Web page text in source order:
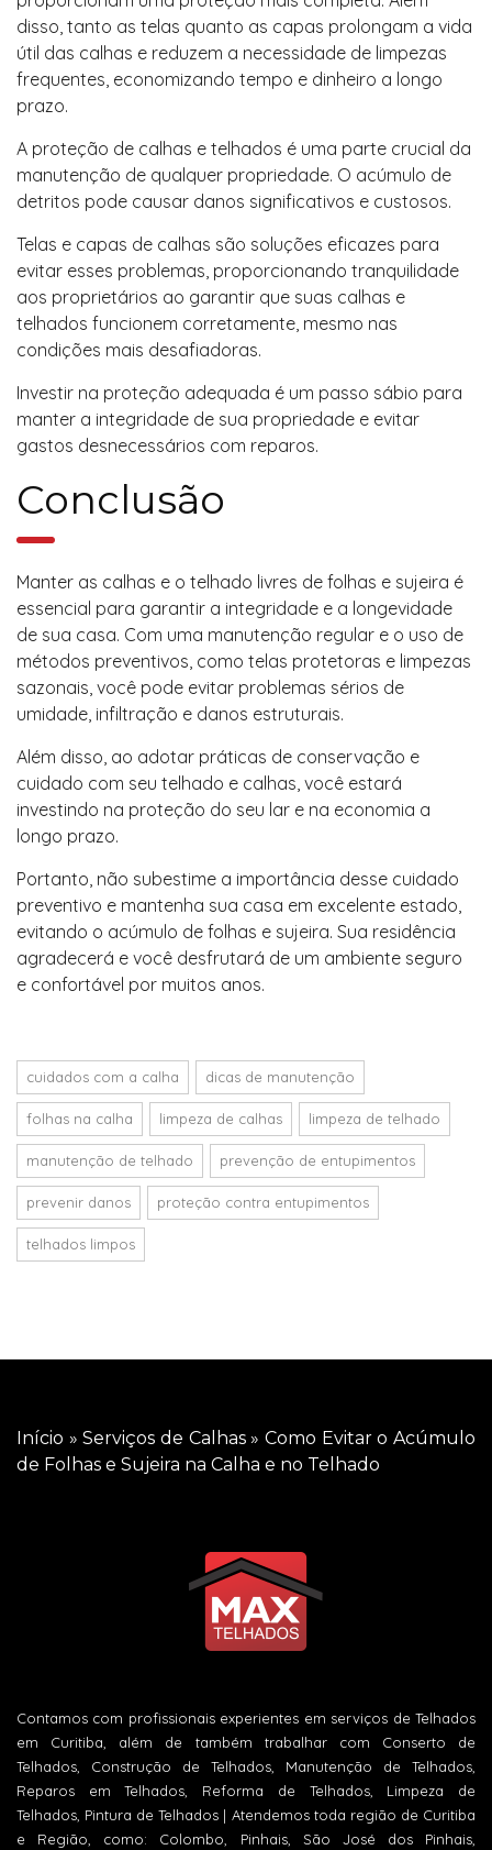
disso, tanto as telas quanto as capas prolongam a vida
útil das calhas e reduzem a necessidade de limpezas
frequentes, economizando tempo e dinheiro a longo
prazo.
A proteção de calhas e telhados é uma parte crucial da
manutenção de qualquer propriedade. O acúmulo de
detritos pode causar danos significativos e custosos.
Telas e capas de calhas são soluções eficazes para
evitar esses problemas, proporcionando tranquilidade
aos proprietários ao garantir que suas calhas e
telhados funcionem corretamente, mesmo nas
condições mais desafiadoras.
Investir na proteção adequada é um passo sábio para
manter a integridade de sua propriedade e evitar
gastos desnecessários com reparos.
Conclusão
Manter as calhas e o telhado livres de folhas e sujeira é
essencial para garantir a integridade e a longevidade
de sua casa. Com uma manutenção regular e o uso de
métodos preventivos, como telas protetoras e limpezas
sazonais, você pode evitar problemas sérios de
umidade, infiltração e danos estruturais.
Além disso, ao adotar práticas de conservação e
cuidado com seu telhado e calhas, você estará
investindo na proteção do seu lar e na economia a
longo prazo.
Portanto, não subestime a importância desse cuidado
preventivo e mantenha sua casa em excelente estado,
evitando o acúmulo de folhas e sujeira. Sua residência
agradecerá e você desfrutará de um ambiente seguro
e confortável por muitos anos.
cuidados com a calha dicas de manutenção
folhas na calha limpeza de calhas limpeza de telhado
manutenção de telhado prevenção de entupimentos
prevenir danos proteção contra entupimentos
telhados limpos
Início »Serviços de Calhas»Como Evitar o Acúmulo
de Folhas e Sujeira na Calha e no Telhado
Contamos com profissionais experientes em serviços de Telhados
em Curitiba, além de também trabalhar com Conserto de
Telhados, Construção de Telhados, Manutenção de Telhados,
Reparos em Telhados, Reforma de Telhados, Limpeza de
Telhados, Pintura de Telhados | Atendemos toda região de Curitiba
e Região, como: Colombo, Pinhais, São José dos Pinhais,